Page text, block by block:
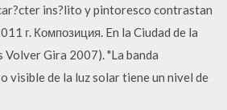
ins?lito y pintoresco contrastan
г. Композиция. En la Ciudad de la
Volver Gira 2007). "La banda
visible de la luz solar tiene un nivel de